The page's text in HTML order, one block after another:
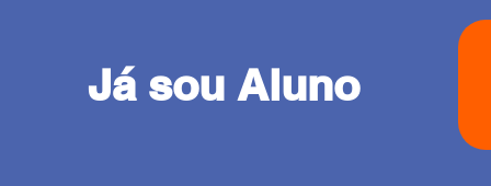
Já sou Aluno